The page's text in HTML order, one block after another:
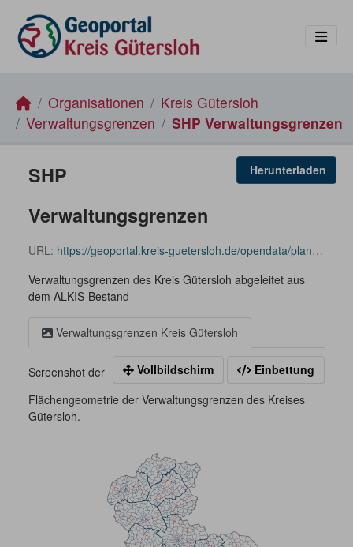
Organisationen
Kreis Gütersloh
Verwaltungsgrenzen
SHP Verwaltungsgrenzen
Herunterladen
SHP
Verwaltungsgrenzen
URL: https://geoportal.kreis-guetersloh.de/opendata/planen_bauen_kataster/ALKIS_VerwaltungsgrenzenKreisGT_EPSG25832_SHAPE.zip
Verwaltungsgrenzen des Kreis Gütersloh abgeleitet aus
dem ALKIS-Bestand
Verwaltungsgrenzen Kreis Gütersloh
Vollbildschirm Einbettung
Screenshot der
Flächengeometrie der Verwaltungsgrenzen des Kreises
Gütersloh.